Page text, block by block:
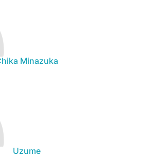
Minazuka
Uzume